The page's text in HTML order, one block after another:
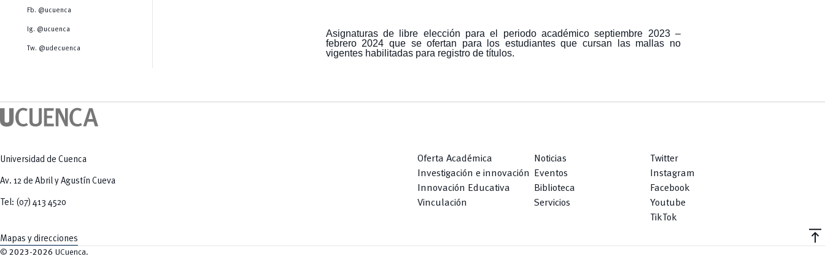
Tecnologías
Radio Universitaria
Sostenibilidad
Fb. @ucuenca
Ig. @ucuenca
Tw. @udecuenca
Asignaturas de libre elección para el periodo académico septiembre 2023 –
febrero 2024 que se ofertan para los estudiantes que cursan las mallas no
vigentes habilitadas para registro de títulos.
Universidad de Cuenca
Av. 12 de Abril y Agustín Cueva
Tel: (07) 413 4520
Mapas y direcciones
Oferta Académica
Investigación e innovación
Innovación Educativa
Vinculación
Noticias
Eventos
Biblioteca
Servicios
Twitter
Instagram
Facebook
Youtube
TikTok
vertical_align_top
© 2023-2026 UCuenca.